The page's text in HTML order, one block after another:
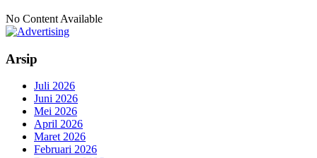
No Content Available
Arsip
Juli 2026
Juni 2026
Mei 2026
April 2026
Maret 2026
Februari 2026